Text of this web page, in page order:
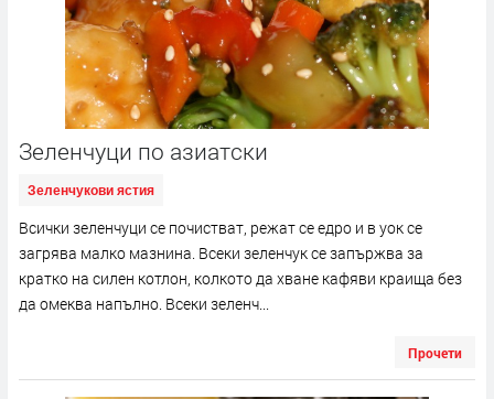
Зеленчуци по азиатски
Зеленчукови ястия
Всички зеленчуци се почистват, режат се едро и в уок се
загрява малко мазнина. Всеки зеленчук се запържва за
кратко на силен котлон, колкото да хване кафяви краища без
да омеква напълно. Всеки зеленч...
Прочети